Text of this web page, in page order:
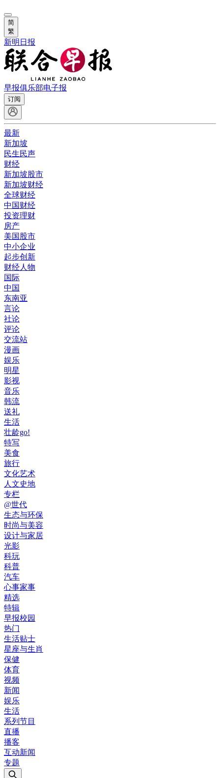
简
繁
新明日报
早报俱乐部电子报
订阅
最新
新加坡
民生民声
财经
新加坡股市
新加坡财经
全球财经
中国财经
投资理财
房产
美国股市
中小企业
起步创新
财经人物
国际
中国
东南亚
言论
社论
评论
交流站
漫画
娱乐
明星
影视
音乐
韩流
送礼
生活
壮龄go!
特写
美食
旅行
文化艺术
人文史地
专栏
@世代
生态与环保
时尚与美容
设计与家居
光影
科玩
科普
汽车
心事家事
精选
特辑
早报校园
热门
生活贴士
星座与生肖
保健
体育
视频
新闻
娱乐
生活
系列节目
直播
播客
互动新闻
专题